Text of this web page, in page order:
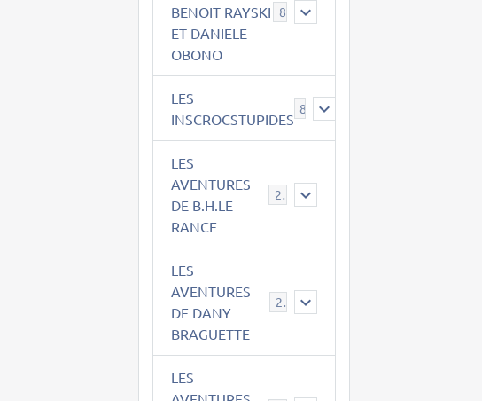
BENOIT RAYSKI
ET DANIELE
OBONO
LES
INSCROCSTUPIDES
8
LES
AVENTURES
DE B.H.LE
RANCE
21
LES
AVENTURES
DE DANY
BRAGUETTE
29
LES